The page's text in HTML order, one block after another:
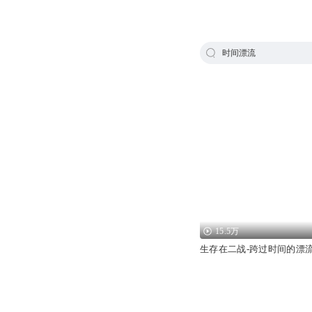
时间漂流
15.5万
生存在二战-跨过时间的漂